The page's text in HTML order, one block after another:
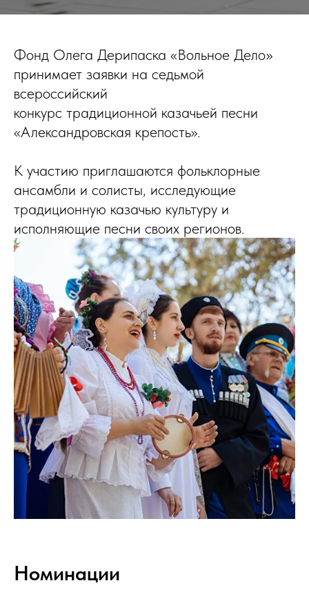
Фонд Олега Дерипаска «Вольное Дело»
принимает заявки на седьмой
всероссийский
конкурс традиционной казачьей песни
«Александровская крепость».
К участию приглашаются фольклорные
ансамбли и солисты, исследующие
традиционную казачью культуру и
исполняющие песни своих регионов.
Номинации